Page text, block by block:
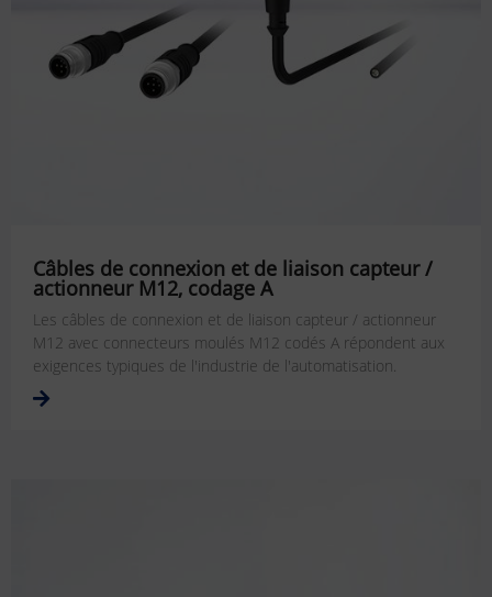
Câbles de connexion et de liaison capteur /
actionneur M12, codage A
Les câbles de connexion et de liaison capteur / actionneur
M12 avec connecteurs moulés M12 codés A répondent aux
exigences typiques de l'industrie de l'automatisation.